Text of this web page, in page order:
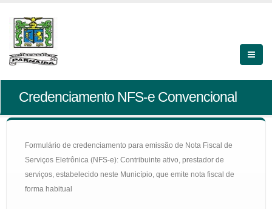
Credenciamento NFS-e Convencional
Formulário de credenciamento para emissão de Nota Fiscal de
Serviços Eletrônica (NFS-e): Contribuinte ativo, prestador de
serviços, estabelecido neste Município, que emite nota fiscal de
forma habitual